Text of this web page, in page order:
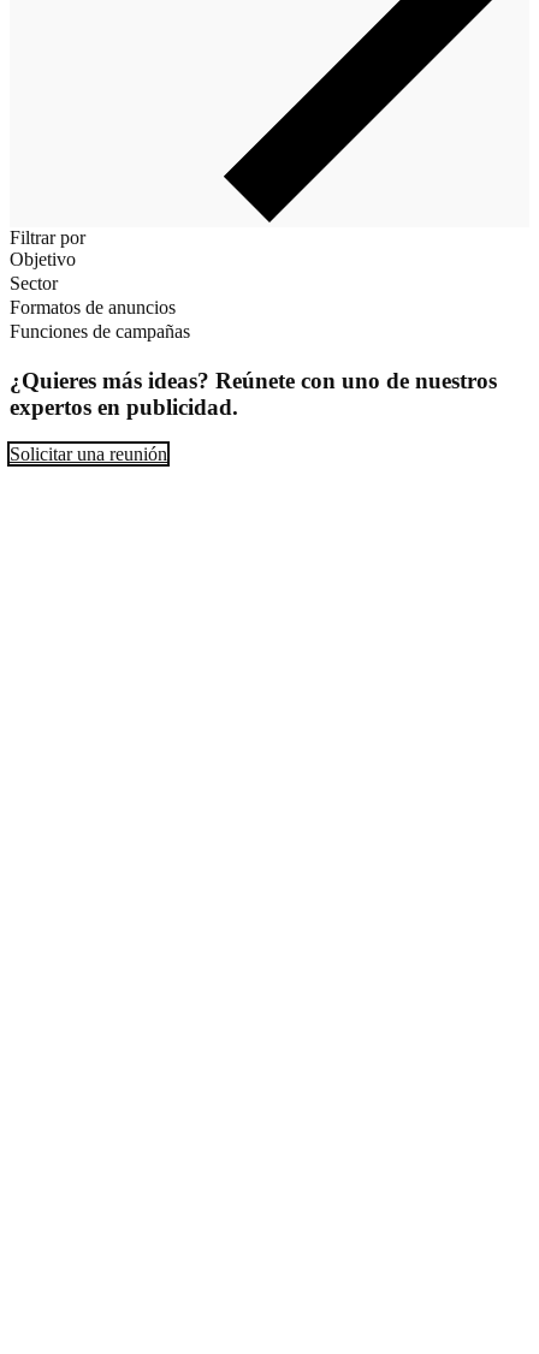
Filtrar por
Objetivo
Sector
Formatos de anuncios
Funciones de campañas
¿Quieres más ideas? Reúnete con uno de nuestros
expertos en publicidad.
Solicitar una reunión